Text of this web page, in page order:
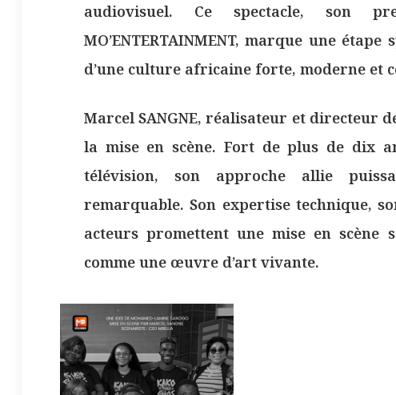
audiovisuel. Ce spectacle, son
MO’ENTERTAINMENT, marque une
d’une culture africaine forte, moderne et
Marcel SANGNE, réalisateur et directeur
la mise en scène. Fort de plus de dix
télévision, son approche allie
remarquable. Son expertise technique,
acteurs promettent une mise en scène
comme une œuvre d’art vivante.